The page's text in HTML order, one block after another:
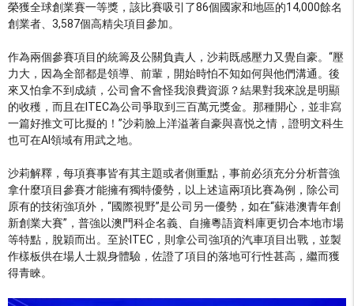
榮獲全球創業賽一等獎，該比賽吸引了86個國家和地區的14,000餘名
創業者、3,587個高精尖項目參加。
作為兩個參賽項目的統籌及公關負責人，沙莉既感壓力又覺自豪。“壓
力大，因為全部都是領導、前輩，開始時怕不知如何與他們溝通。後
來又怕拿不到成績，公司會不會怪我浪費資源？結果對我來說是明顯
的收穫，而且在ITEC為公司爭取到三百萬元獎金。那種開心，並非寫
一篇好推文可比擬的！”沙莉臉上洋溢著自豪與喜悦之情，證明文科生
也可在AI領域有用武之地。
沙莉解釋，每項賽事皆有其主題或者側重點，事前必須充分分析普強
拿什麼項目參賽才能擁有獨特優勢，以上述這兩項比賽為例，除公司
原有的技術強項外，“國際視野”是公司另一優勢，如在“蘇港澳青年創
新創業大賽”，普強以澳門科企名義、自擁粵語資料庫更切合本地市場
等特點，脫穎而出。至於ITEC，則拿公司強項的汽車項目出戰，並製
作樣板供在場人士親身體驗，佐證了項目的落地可行性甚高，繼而獲
得青睞。